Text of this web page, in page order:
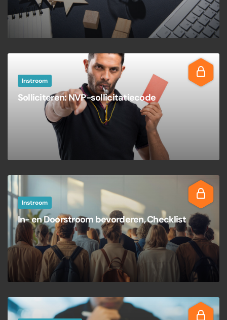
Instroom
Solliciteren: NVP-sollicitatiecode
Instroom
In- en Doorstroom bevorderen, Checklist